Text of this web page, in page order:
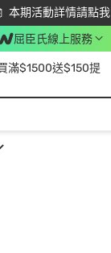
本期活動詳情請點我
下載app最高回饋$350
屈臣氏線上服務
滿$1500送$150提